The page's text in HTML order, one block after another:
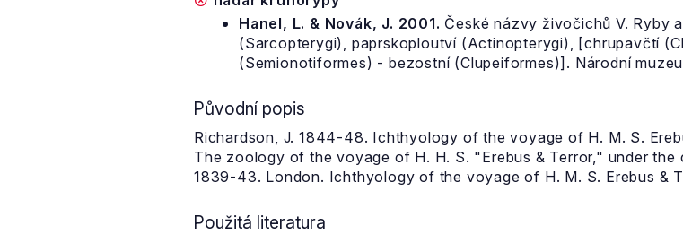
Hanel, L. & Novák, J. 2001. České názvy živočichů V. Ryby
(Sarcopterygi), paprskoploutví (Actinopterygi), [chrupavčtí
(Semionotiformes) - bezostní (Clupeiformes)]. Národní
Původní popis
Richardson, J. 1844-48. Ichthyology of the voyage of H. M. S.
The zoology of the voyage of H. H. S. "Erebus & Terror," under the
1839-43. London. Ichthyology of the voyage of H. M. S. Erebus &
Použitá literatura